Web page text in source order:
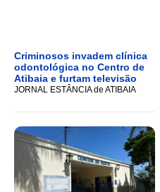
Criminosos invadem clínica
odontológica no Centro de
Atibaia e furtam televisão
JORNAL ESTÂNCIA de ATIBAIA